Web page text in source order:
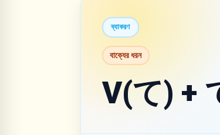
ব্যাকরণ
বাক্যের ধরন
V(て) +